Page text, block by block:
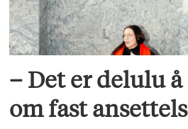
– Det er delulu
om fast